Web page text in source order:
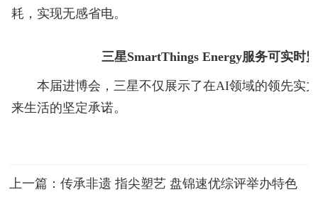
耗，实现无感省电。
三星SmartThings Energy服务可实时
本届进博会，三星不仅展示了在AI领域的领先实
来生活的坚定承诺。
上一篇：传承非遗 指尖塑艺 盘锦速优综评举办特色